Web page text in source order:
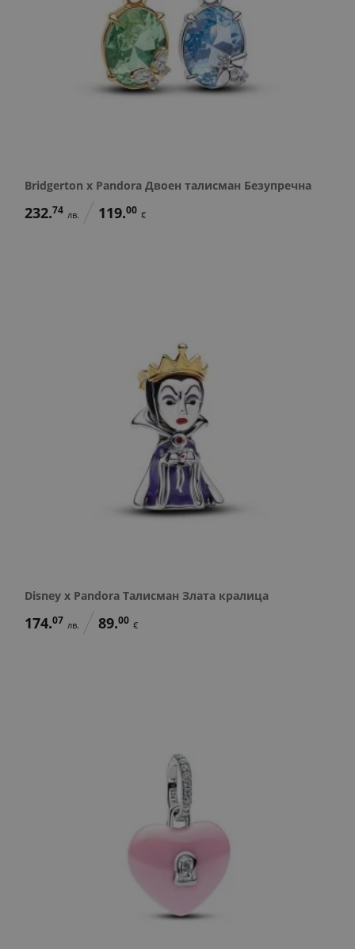
Bridgerton x Pandora Двоен талисман Безупречна
232.74 лв. 119.00 €
Disney x Pandora Талисман Злата кралица
174.07 лв. 89.00 €